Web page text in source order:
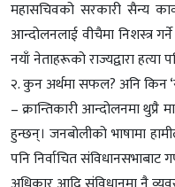
महासचिवको सरकारी सैन्य
आन्दोलनलाई वीचैमा निशस्त्र
नयाँ नेताहरूको राज्यद्वारा
२. कुन अर्थमा सफल? अनि किन
– क्रान्तिकारी आन्दोलनमा
हुन्छन्। जनबोलीको भाषामा
पनि निर्वाचित